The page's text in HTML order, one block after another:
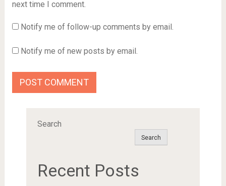
next time I comment.
Notify me of follow-up comments by email.
Notify me of new posts by email.
Search
Search
Recent Posts